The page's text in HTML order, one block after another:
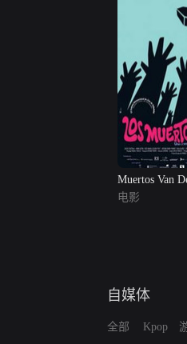
Muertos Van
电影
自媒体
全部 Kpop